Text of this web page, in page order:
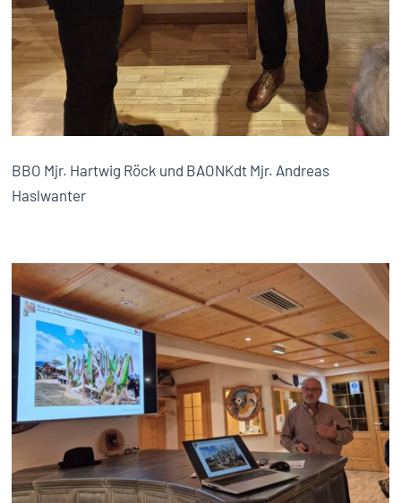
BBO Mjr. Hartwig Röck und BAONKdt Mjr. Andreas
Haslwanter